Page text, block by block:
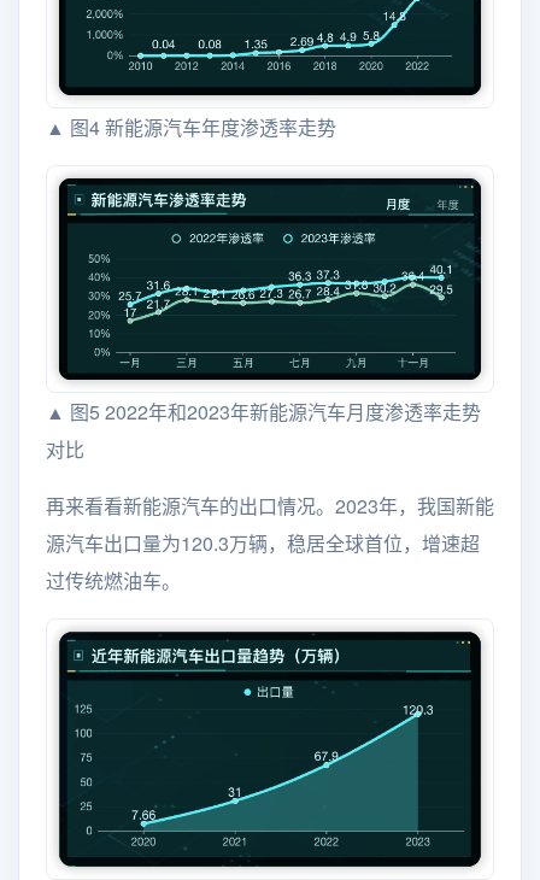
▲ 图4 新能源汽车年度渗透率走势
▲ 图5 2022年和2023年新能源汽车月度渗透率走势
对比
再来看看新能源汽车的出口情况。2023年，我国新能
源汽车出口量为120.3万辆，稳居全球首位，增速超
过传统燃油车。